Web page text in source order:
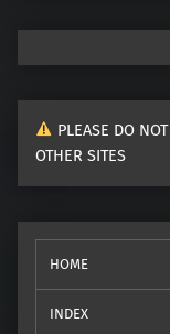
PLEASE DO
OTHER SITES
HOME
INDEX